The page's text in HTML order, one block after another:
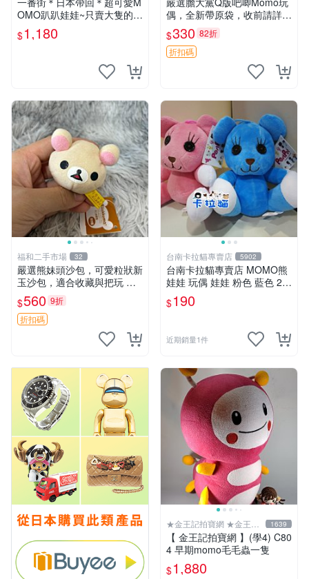
OMO趴趴娃娃~只賣大隻的1
號~單隻價～生日禮物
$1,180
偶，全新帶原袋，收前請詳讀
收物須知。非偏遠地區同城可
取。 膽大黨 Q版 陳冠希 妙Q
玩偶
$330 82折
折扣碼
福和二手市場 32
嚴選熊妹頭沙包，可愛粒狀新
玉沙包，適合收藏與把玩 熊
妹 沙包 玉石
$560 9折
折扣碼
台南卡拉貓專賣店 5902
台南卡拉貓專賣店 MOMO熊
娃娃 玩偶 娃娃 粉色 藍色 2色
分售
$190
近期銷量1件
★金王記拍寶網 ★金王記
拍寶趣
1639
【 金王記拍寶網 】(學4) C80
4 早期momo毛毛蟲一隻
$1,880